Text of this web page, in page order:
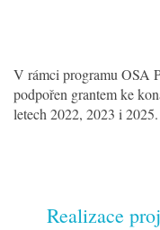
V rámci programu OSA
podpořen grantem ke
letech 2022, 2023 i
Realizace